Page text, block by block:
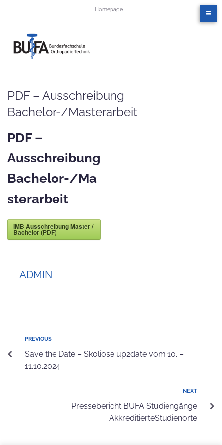
Homepage
PDF – Ausschreibung
Bachelor-/Masterarbeit
PDF –
Ausschreibung
Bachelor-/Ma
sterarbeit
IMB Ausschreibung Master /
Bachelor (PDF)
ADMIN
PREVIOUS
Save the Date – Skoliose up2date vom 10. –
11.10.2024
NEXT
Pressebericht BUFA Studiengänge
AkkreditierteStudienorte